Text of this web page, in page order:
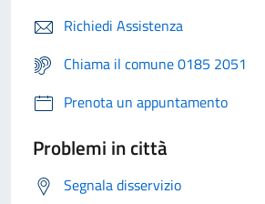
Richiedi Assistenza
Chiama il comune 0185 2051
Prenota un appuntamento
Problemi in città
Segnala disservizio